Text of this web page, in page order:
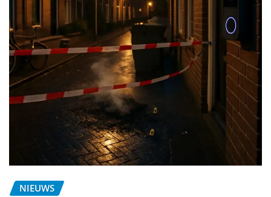
NIEUWS